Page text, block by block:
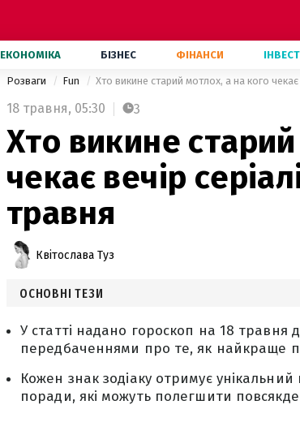
ЕКОНОМІКА БІЗНЕС ФІНАНСИ
Розваги Fun Хто викине старий мотлох, а на кого чекає
18 травня, 05:30 3
Хто викине
чекає вечір
травня
Квітослава Туз
ОСНОВНІ ТЕЗИ
У статті надано гороскоп на 18 травня
передбаченнями про те, як найкраще
Кожен знак зодіаку отримує унікальний
поради, які можуть полегшити